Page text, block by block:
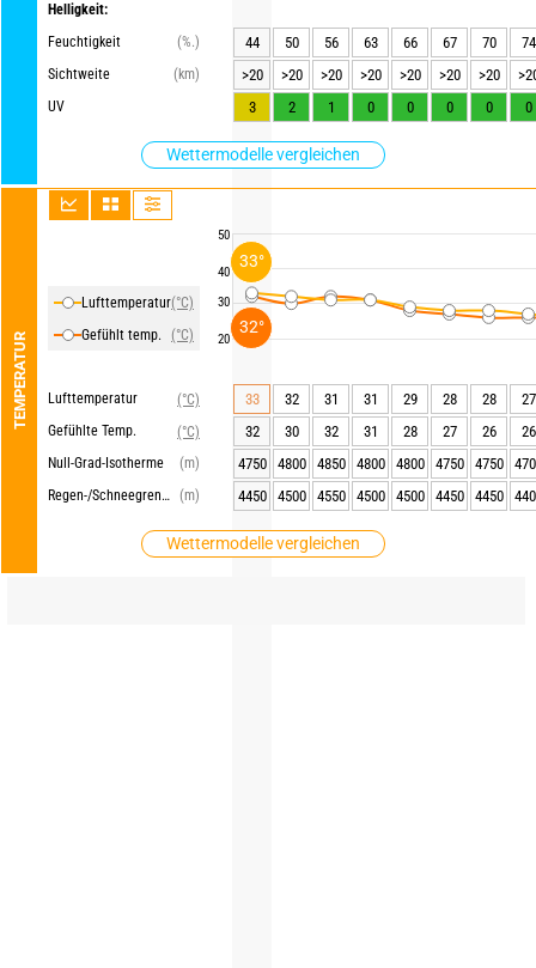
Helligkeit:
Feuchtigkeit
(%.)
Sichtweite
(km)
UV
Wettermodelle vergleichen
TEMPERATUR
Lufttemperatur(°C)
Gefühlt temp.
(°C)
Lufttemperatur
(°C)
Gefühlte Temp.
(°C)
Null-Grad-Isotherme
(m)
Regen-/Schneegrenze (m)
Wettermodelle vergleichen
50
40
30
20
44 50 56 63 66 67 70
74
>20
>20 >20 >20 >20 >20 >20
3
2 1 0 0 0 0 0
33 32 31 31 29 28 28
27
32
30 32 31 28 27 26
26
4750
4800 4850 4800 4800 4750 4750
4450
4500 4550 4500 4500 4450 4450
33°
32°